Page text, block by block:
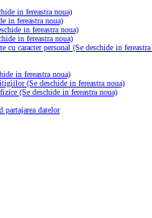
in fereastra noua)
in fereastra noua)
in fereastra noua)
in fereastra noua)
cu caracter personal (Se deschide in
in fereastra noua)
(Se deschide in fereastra noua)
(Se deschide in fereastra noua)
datelor